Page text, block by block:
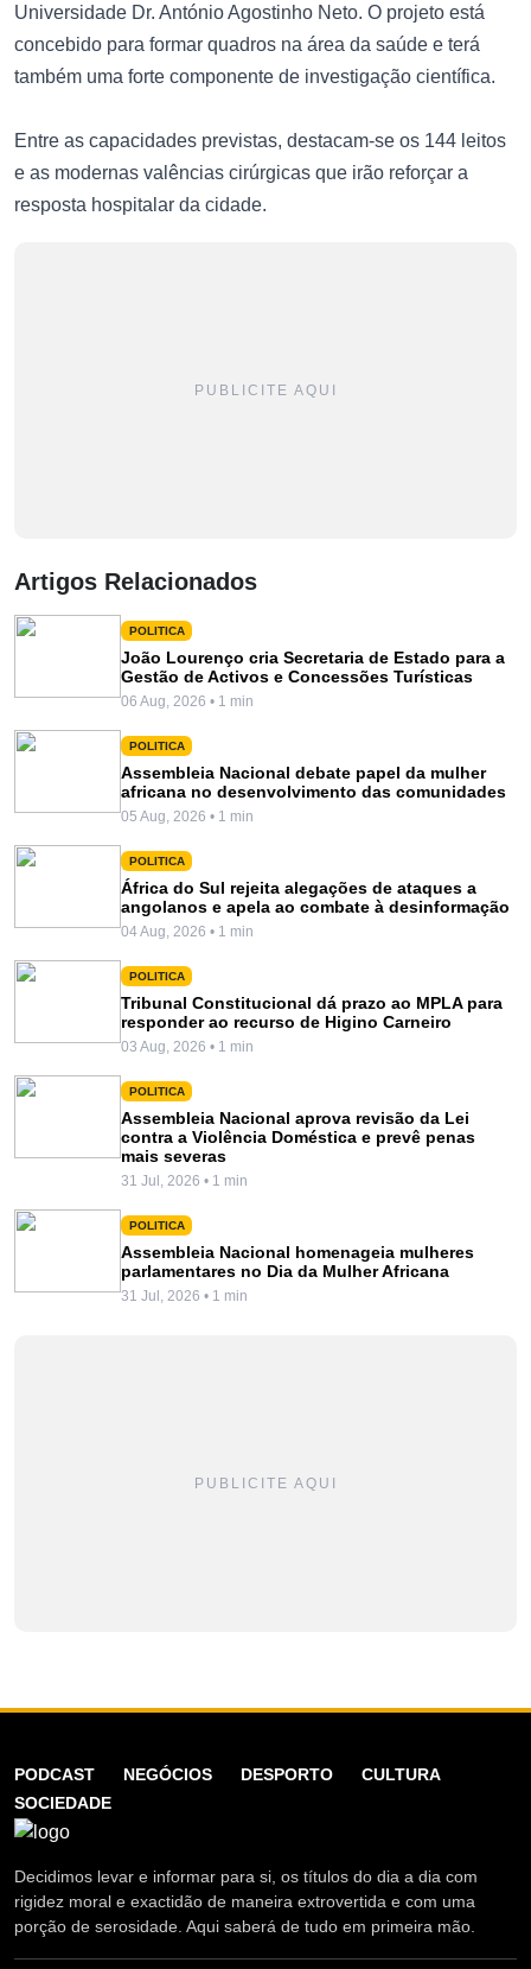
Universidade Dr. António Agostinho Neto. O projeto está
concebido para formar quadros na área da saúde e terá
também uma forte componente de investigação científica.
Entre as capacidades previstas, destacam-se os 144 leitos
e as modernas valências cirúrgicas que irão reforçar a
resposta hospitalar da cidade.
PUBLICITE AQUI
Artigos Relacionados
POLITICA
João Lourenço cria Secretaria de Estado para a
Gestão de Activos e Concessões Turísticas
06 Aug, 2026 • 1 min
POLITICA
Assembleia Nacional debate papel da mulher
africana no desenvolvimento das comunidades
05 Aug, 2026 • 1 min
POLITICA
África do Sul rejeita alegações de ataques a
angolanos e apela ao combate à desinformação
04 Aug, 2026 • 1 min
POLITICA
Tribunal Constitucional dá prazo ao MPLA para
responder ao recurso de Higino Carneiro
03 Aug, 2026 • 1 min
POLITICA
Assembleia Nacional aprova revisão da Lei
contra a Violência Doméstica e prevê penas
mais severas
31 Jul, 2026 • 1 min
POLITICA
Assembleia Nacional homenageia mulheres
parlamentares no Dia da Mulher Africana
31 Jul, 2026 • 1 min
PUBLICITE AQUI
PODCAST NEGÓCIOS DESPORTO
CULTURA
SOCIEDADE
Decidimos levar e informar para si, os títulos do dia a dia com
rigidez moral e exactidão de maneira extrovertida e com uma
porção de serosidade. Aqui saberá de tudo em primeira mão.